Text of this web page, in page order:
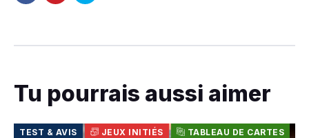
Tu pourrais aussi aimer
TEST & AVIS JEUX INITIÉS TABLEAU DE CARTES